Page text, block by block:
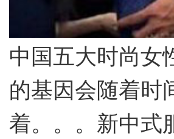
中国五大时尚女
的基因会随着时
着。。。新中式